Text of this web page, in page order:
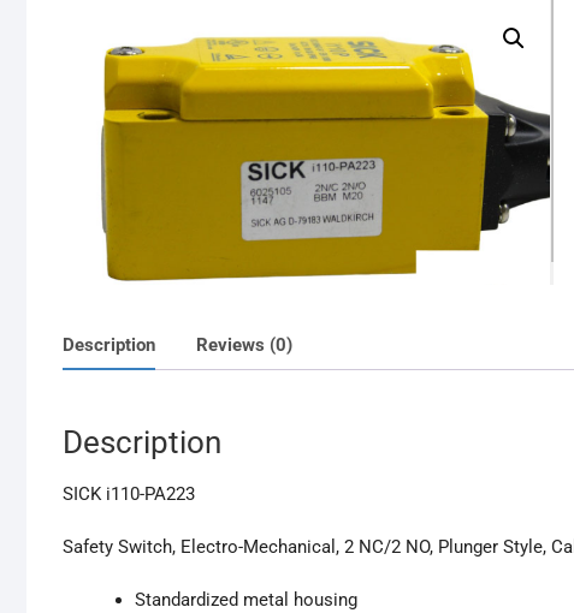
Description Reviews (0)
Description
SICK i110-PA223
Safety Switch, Electro-Mechanical, 2 NC/2 NO, Plunger Style,
Standardized metal housing